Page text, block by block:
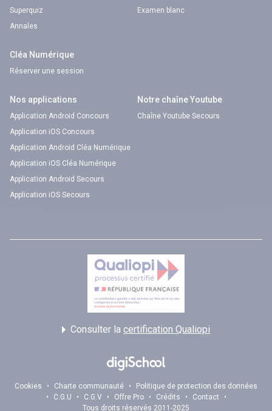
Superquiz
Annales
Examen blanc
Cléa Numérique
Réserver une session
Nos applications
Application Android Concours
Application iOS Concours
Application Android Cléa Numérique
Application iOS Cléa Numérique
Application Android Secours
Application iOS Secours
Notre chaîne Youtube
Chaîne Youtube Secours
Consulter la certification Qualiopi
Cookies • Charte communauté •
Politique de protection des données
•
C.G.U • C.G.V • Offre Pro • Crédits • Contact
•
Tous droits réservés 2011-2025